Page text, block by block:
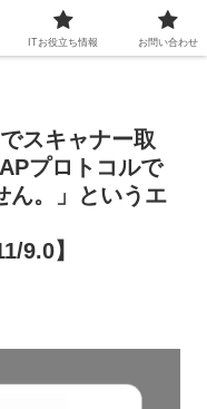
スキャナー取
プロトコルで
ん。」というエ
9.0】
ITお役立ち情報 お問い合わせ